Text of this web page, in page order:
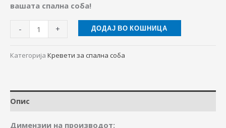
вашата спална соба!
- + ДОДАЈ ВО КОШНИЦА
Категорија Кревети за спална соба
Опис
Димензии на производот: